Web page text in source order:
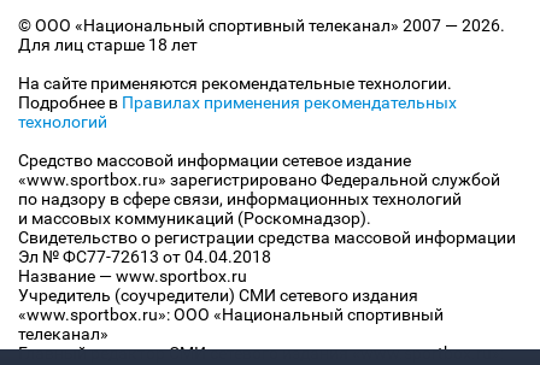
© ООО «Национальный спортивный телеканал» 2007 — 2026.
Для лиц старше 18 лет
На сайте применяются рекомендательные технологии.
Подробнее в Правилах применения рекомендательных
технологий
Средство массовой информации сетевое издание
«www.sportbox.ru» зарегистрировано Федеральной службой
по надзору в сфере связи, информационных технологий
и массовых коммуникаций (Роскомнадзор).
Свидетельство о регистрации средства массовой информации
Эл № ФС77-72613 от 04.04.2018
Название — www.sportbox.ru
Учредитель (соучредители) СМИ сетевого издания
«www.sportbox.ru»: ООО «Национальный спортивный
телеканал»
Главный редактор СМИ сетевого издания «www.sportbox.ru»: